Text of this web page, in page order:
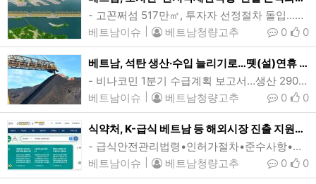
- 고꼰쩌섬 517만㎡, 투자자 선정절차 돌입…사업비 최소 50조동(19.7억달러)- 25만DWT급 컨테이너 접안…매년 세수 40조동, 고용 등 경제적 파급효과 기대호치민 껀저국제환적항 조감도. 호치민시의 숙원사업중 하나인 껀저국제컨테이너환적항 개발사업이 총리의 투자정책 승인에 따라 본격 추진될 것으로 예상된다. 껀저항 개발사업은 대형 선박이 접안할 수있는 컨테이너항만과 해상물류시설 등 다목적 심해항 건설을 주요 내용으로 담고 있다. (그래픽=Portcoast)[인사이드비나=호치민, 투 탄(Thu thanh) 기자…
베트남이슈
베트남청량고추 0
0
베트남, 석탄 생산·수입 늘리기로…뗏(설)연휴 전력 안정적 공급
- 비나코민 1분기 수급계획 보고서…생산 290만톤, 수입 130만톤베트남이 뗏(설) 성수기를 앞두고 안정적인 전력 공급을 보장하기 위해 이번달 석탄 생산과 수입을 늘릴 계획이다. (사진=baodautu)[인사이드비나=하노이, 떤 풍(Tan phung) 기자] 올들어 베트남의 석탄 수요가 크게 늘어난 것으로 나타났다.국영 베트남석탄광물공사(Vinacomin·비나코민)가 최근 내놓은 2025년 1분기 석탄수급계획에 따르면, 이번달 석탄 생산량과 수입량은 각각 290만톤, 130만톤에 이를 것으로 예상된다.이에대해 비나코민은 …
베트남이슈
베트남청량고추 0
0
식약처, K-급식 베트남 등 해외시장 진출 지원…7개국 관련규정 분석제공
- 급식안전관리법령•인허가절차•준수사항•행정처분 기준 등- 업계의 수출국 제도 이해도 제고K-급식의 베트남 등 해외시장 진출 지원을 위한 식품의약처의 ‘주요국 급식관련 식품위생 규정•현황’의 자세한 내용은 식약처 홈페이지(정책정보-원스콥 식품수출정보 창구-해외규제 정보)에서 확인할 수 있다. (사진=식약처 홈페이지 캡쳐)[인사이드비나=이영순 기자] 식품의약품안전처(처장 오유경)는 15일 K-급식의 베트남 등 해외시장 진출을 지원하기 위해 ‘주요국 급식관련 식품 위생 규정 및 현황’을 식약처 홈페이지에 공개한다고 밝혔다.이는…
베트남이슈
베트남청량고추 0
0